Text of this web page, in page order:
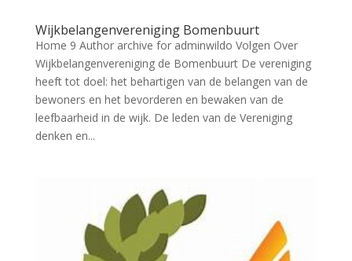
Wijkbelangenvereniging Bomenbuurt
Home 9 Author archive for adminwildo Volgen Over
Wijkbelangenvereniging de Bomenbuurt De vereniging
heeft tot doel: het behartigen van de belangen van de
bewoners en het bevorderen en bewaken van de
leefbaarheid in de wijk. De leden van de Vereniging
denken en...